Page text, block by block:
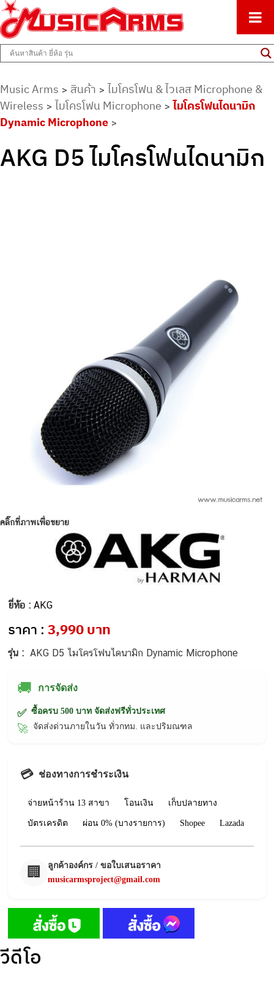
Music Arms
ศูนย์รวมครื่องดนตรีทุกชนิด ตั้งแต่เริ่มต้นถึงมืออาชีพ
Music Arms > สินค้า > ไมโครโฟน & ไวเลส Microphone &
Wireless > ไมโครโฟน Microphone > ไมโครโฟนไดนามิก
Dynamic Microphone >
AKG D5 ไมโครโฟนไดนามิก
คลิ๊กที่ภาพเพื่อขยาย
ยี่ห้อ :AKG
ราคา :3,990 บาท
รุ่น :AKG D5 ไมโครโฟนไดนามิก Dynamic Microphone
🚚 การจัดส่ง
✅ ซื้อครบ 500 บาท จัดส่งฟรีทั่วประเทศ
🚀 จัดส่งด่วนภายในวัน ทั่วกทม. และปริมณฑล
💳 ช่องทางการชำระเงิน
จ่ายหน้าร้าน 13 สาขา โอนเงิน เก็บปลายทาง
บัตรเครดิต ผ่อน 0% (บางรายการ) Shopee Lazada
🏢
ลูกค้าองค์กร / ขอใบเสนอราคา
musicarmsproject@gmail.com
วีดีโอ